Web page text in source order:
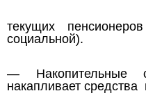
текущих
социальной).
— Накопительные
накапливает